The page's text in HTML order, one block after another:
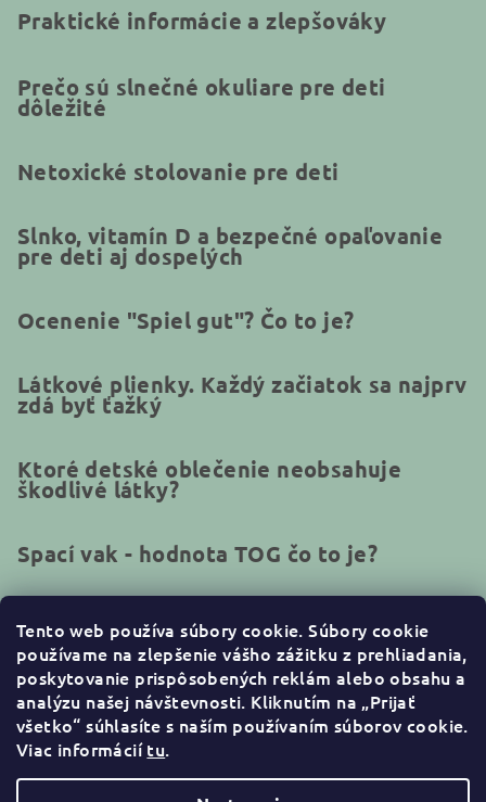
Tento web používa súbory cookie.Súbory cookie
používame na zlepšenie vášho zážitku z prehliadania,
poskytovanie prispôsobených reklám alebo obsahu a
analýzu našej návštevnosti. Kliknutím na „Prijať
všetko“ súhlasíte s naším používaním súborov cookie.
Viac informáciítu.
Praktické informácie a zlepšováky
Prečo sú slnečné okuliare pre deti
dôležité
Netoxické stolovanie pre deti
Slnko, vitamín D a bezpečné opaľovanie
pre deti aj dospelých
Ocenenie "Spiel gut"? Čo to je?
Látkové plienky. Každý začiatok sa najprv
zdá byť ťažký
Ktoré detské oblečenie neobsahuje
škodlivé látky?
Spací vak - hodnota TOG čo to je?
Kontakt
info@naturakid.sk
+421944638380